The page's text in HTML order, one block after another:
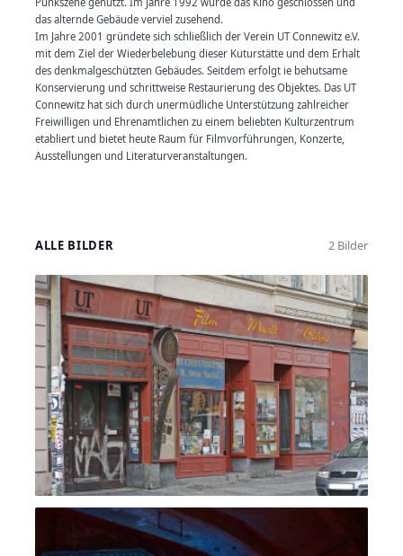
das alternde Gebäude verviel zusehend.
Im Jahre 2001 gründete sich schließlich der Verein UT Connewitz e.V.
mit dem Ziel der Wiederbelebung dieser Kuturstätte und dem Erhalt
des denkmalgeschützten Gebäudes. Seitdem erfolgt ie behutsame
Konservierung und schrittweise Restaurierung des Objektes. Das UT
Connewitz hat sich durch unermüdliche Unterstützung zahlreicher
Freiwilligen und Ehrenamtlichen zu einem beliebten Kulturzentrum
etabliert und bietet heute Raum für Filmvorführungen, Konzerte,
Ausstellungen und Literaturveranstaltungen.
ALLE BILDER 2 Bilder